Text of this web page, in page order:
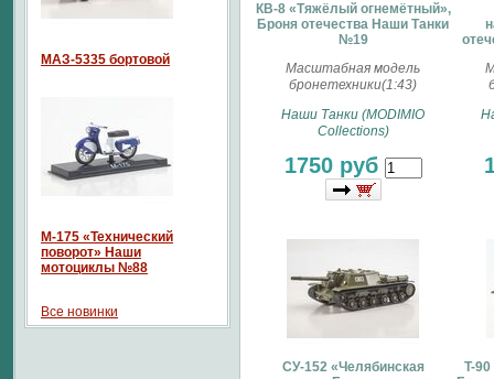
КВ-8 «Тяжёлый огнемётный»,
Броня отечества Наши Танки
№19
Масштабная модель
бронетехники(1:43)
Наши Танки (MODIMIO
Collections)
1750 руб
СУ-152 «Челябинская
T-
МАЗ-5335 бортовой
М-175 «Технический
поворот» Наши
мотоциклы №88
Все новинки